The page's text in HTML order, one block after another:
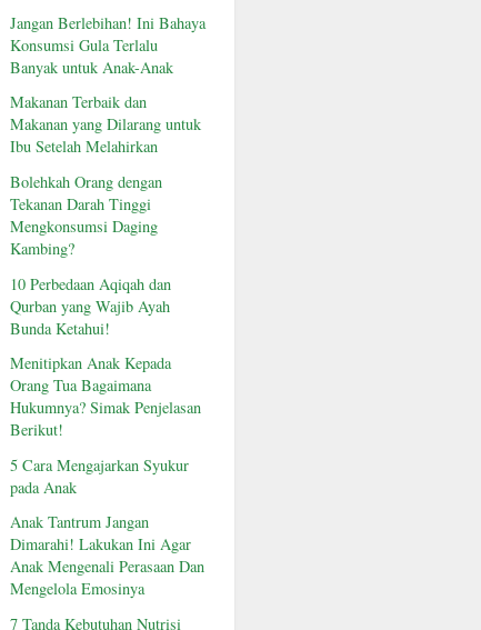
Jangan Berlebihan! Ini Bahaya
Konsumsi Gula Terlalu
Banyak untuk Anak-Anak
Makanan Terbaik dan
Makanan yang Dilarang untuk
Ibu Setelah Melahirkan
Bolehkah Orang dengan
Tekanan Darah Tinggi
Mengkonsumsi Daging
Kambing?
10 Perbedaan Aqiqah dan
Qurban yang Wajib Ayah
Bunda Ketahui!
Menitipkan Anak Kepada
Orang Tua Bagaimana
Hukumnya? Simak Penjelasan
Berikut!
5 Cara Mengajarkan Syukur
pada Anak
Anak Tantrum Jangan
Dimarahi! Lakukan Ini Agar
Anak Mengenali Perasaan Dan
Mengelola Emosinya
7 Tanda Kebutuhan Nutrisi